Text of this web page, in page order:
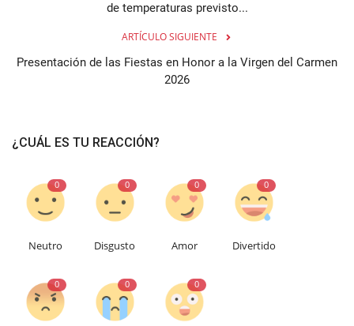
de temperaturas previsto...
ARTÍCULO SIGUIENTE
Presentación de las Fiestas en Honor a la Virgen del Carmen
2026
¿CUÁL ES TU REACCIÓN?
0
Neutro
0
Disgusto
0
Amor
0
Divertido
0 0 0